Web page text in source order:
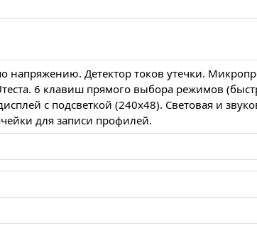
напряжению. Детектор токов утечки.
6 клавиш прямого выбора режимов
с подсветкой (240х48). Световая и
для записи профилей.